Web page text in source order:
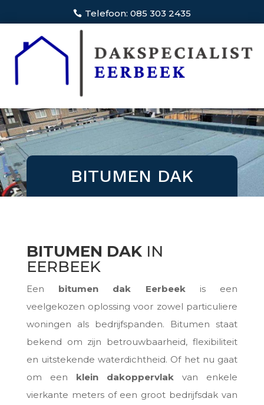
Telefoon: 085 303 2435
BITUMEN DAK
BITUMEN DAKIN
EERBEEK
Een bitumen dak Eerbeekis een
veelgekozen oplossing voor zowel particuliere
woningen als bedrijfspanden. Bitumen staat
bekend om zijn betrouwbaarheid, flexibiliteit
en uitstekende waterdichtheid. Of het nu gaat
om een klein dakoppervlak van enkele
vierkante meters of een groot bedrijfsdak van